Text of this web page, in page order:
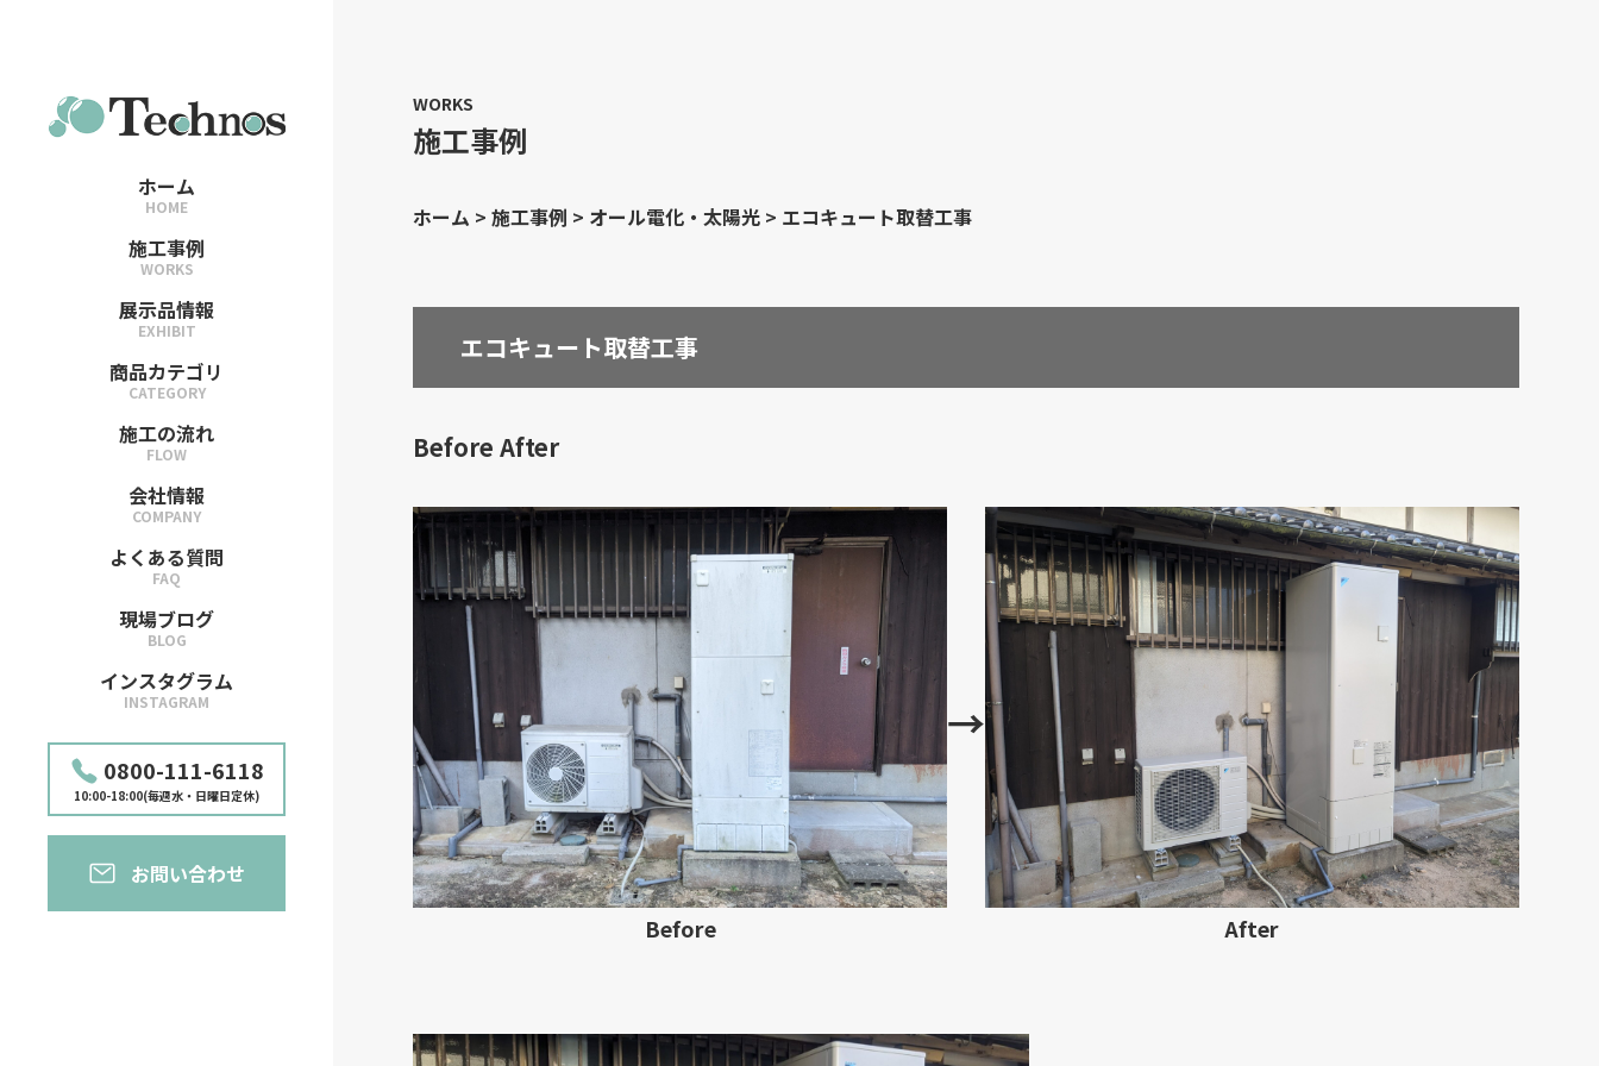
ホーム
HOME
施工事例
WORKS
展示品情報
EXHIBIT
商品カテゴリ
CATEGORY
施工の流れ
FLOW
会社情報
COMPANY
よくある質問
FAQ
現場ブログ
BLOG
インスタグラム
INSTAGRAM
0800-111-6118
10:00-18:00(毎週水・日曜日定休)
お問い合わせ
WORKS
施工事例
ホーム >施工事例 > オール電化・太陽光 > エコキュート取替工事
エコキュート取替工事
Before After
Before
→
After